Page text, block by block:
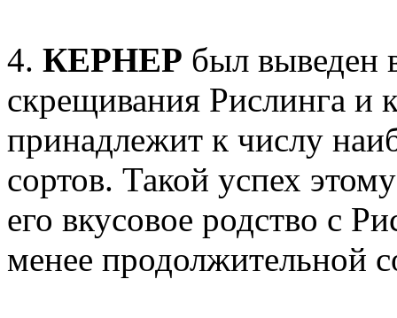
4. КЕРНЕР был выведен
скрещивания Рислинга и
принадлежит к числу
сортов. Такой успех
его вкусовое родство с
менее продолжительной